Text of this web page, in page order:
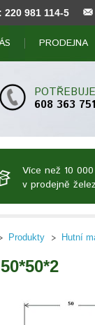
220 981 114-5
PRODEJNA
608 363 751
Více než 10
v prodejně
Produkty Hutní